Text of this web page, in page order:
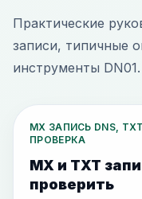
Практические
записи, типичные
инструменты DN01.
MX ЗАПИСЬ DNS,
ПРОВЕРКА
MX и TXT
проверить